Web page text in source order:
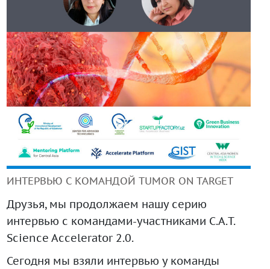
+99890 319 23 51
Инструмент диагностики ИС ВОИС
ИНТЕРВЬЮ С КОМАНДОЙ TUMOR ON TARGET
Друзья, мы продолжаем нашу серию
интервью с командами-участниками C.A.T.
Science Accelerator 2.0.
Сегодня мы взяли интервью у команды